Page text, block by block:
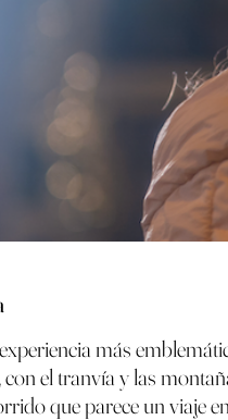
más
el tranvía y las
que parece un viaje